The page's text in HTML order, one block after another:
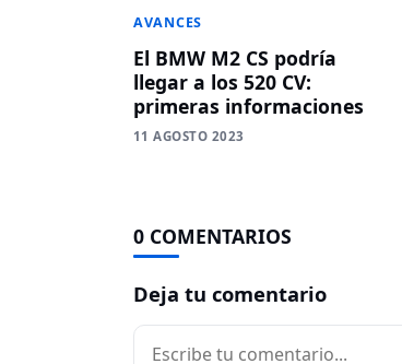
AVANCES
El BMW M2 CS podría
llegar a los 520 CV:
primeras informaciones
11 AGOSTO 2023
0 COMENTARIOS
Deja tu comentario
Comentario